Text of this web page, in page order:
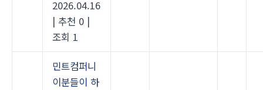
2026.04.16
| 추천 0 |
조회 1
민트컴퍼니
이분들이 하